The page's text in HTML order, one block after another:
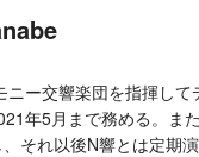
ー交響楽団を指揮し
年5月まで務める。
それ以後N響とは定期